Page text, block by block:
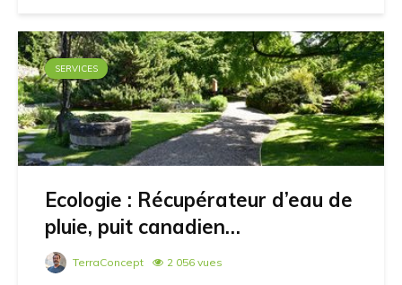
SERVICES
Ecologie : Récupérateur d’eau de
pluie, puit canadien…
TerraConcept 2 056 vues